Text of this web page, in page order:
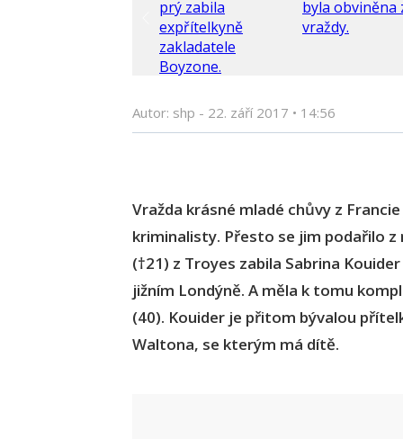
Autor: shp - 22. září 2017 • 14:56
Vražda krásné mladé chůvy z
kriminalisty. Přesto se jim podařilo z
(†21) z Troyes zabila Sabrina
jižním Londýně. A měla k tomu
(40). Kouider je přitom bývalou
Waltona, se kterým má dítě.